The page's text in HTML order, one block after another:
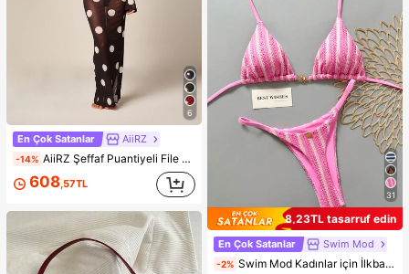
6
En Çok Satanlar AiiRZ
-14% AiiRZ Şeffaf Puantiyeli File Maxi Elbise, Uzun Çan Kol, Yuvarlak Yaka, Yer Boyu Üst Katmanlı Yazlık Plaj Üzerliği
608,57TL
31
8,23TL tasarruf edin
En Çok Satanlar Swim Mod
-2% Swim Mod Kadınlar için İlkbahar/Yaz Yeni Özel Kumaş Metal Detaylı V Yaka Askılı Sırtı Açık Üçgen Bikini Üstü ve Altı 2 Parça Mayo Takımı İki Parça Set Pembe Bikini Çizgili Bikini